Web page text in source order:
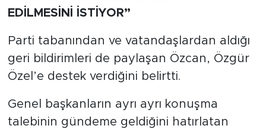
EDİLMESİNİ İSTİYOR”
Parti tabanından ve vatandaşlardan aldığı
geri bildirimleri de paylaşan Özcan, Özgür
Özel’e destek verdiğini belirtti.
Genel başkanların ayrı ayrı konuşma
talebinin gündeme geldiğini hatırlatan